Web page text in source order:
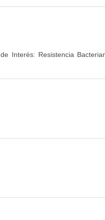
Interés: Resistencia